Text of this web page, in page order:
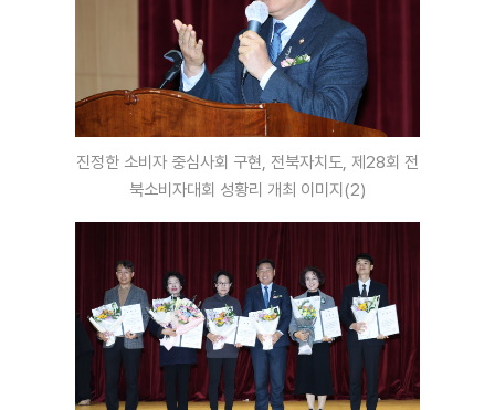
진정한 소비자 중심사회 구현, 전북자치도, 제28회 전
북소비자대회 성황리 개최 이미지(2)